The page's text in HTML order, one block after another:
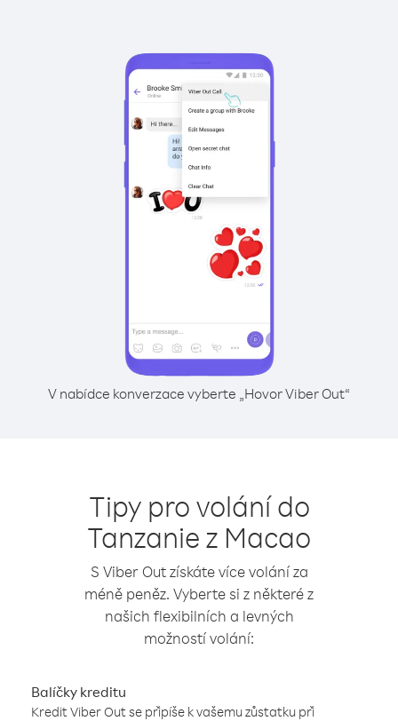
V nabídce konverzace vyberte „Hovor Viber Out“
Tipy pro volání do
Tanzanie z Macao
S Viber Out získáte více volání za
méně peněz. Vyberte si z některé z
našich flexibilních a levných
možností volání:
Balíčky kreditu
Kredit Viber Out se připíše k vašemu zůstatku při